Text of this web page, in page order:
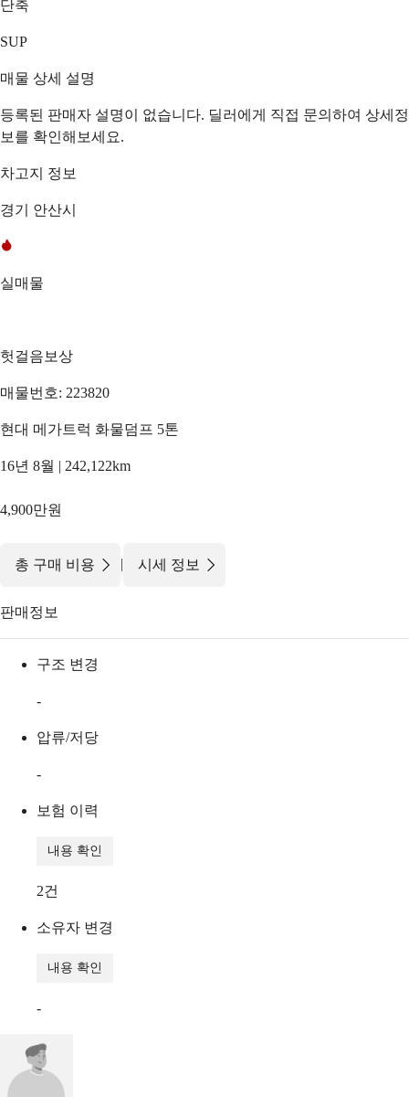
단축
SUP
매물 상세 설명
등록된 판매자 설명이 없습니다. 딜러에게 직접 문의하여 상세정
보를 확인해보세요.
차고지 정보
경기 안산시
실매물
헛걸음보상
매물번호: 223820
현대 메가트럭 화물덤프 5톤
16년 8월 | 242,122km
4,900만원
총 구매 비용 | 시세 정보
판매정보
구조 변경
-
압류/저당
-
보험 이력
내용 확인
2건
소유자 변경
내용 확인
-